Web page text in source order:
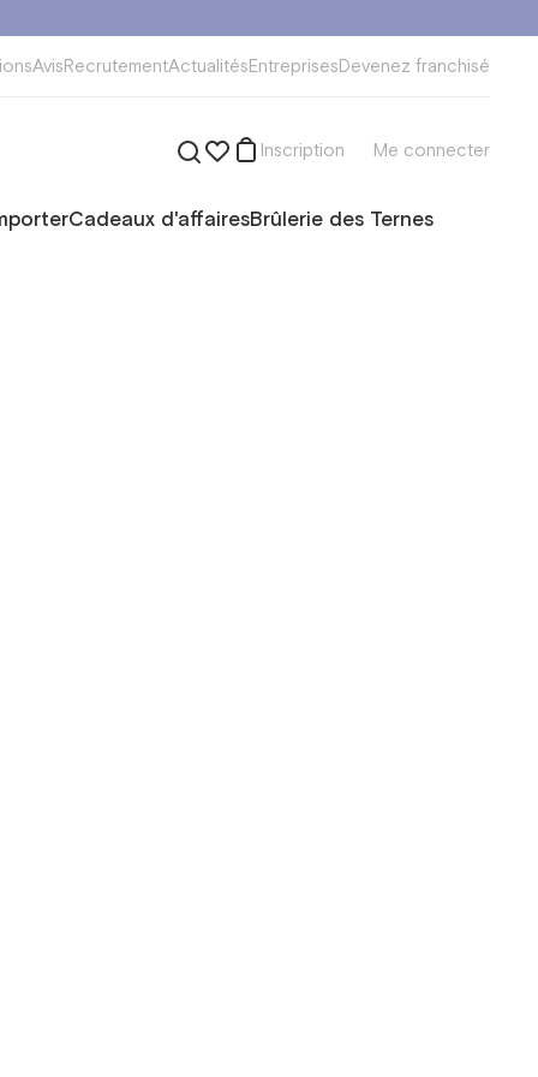
AvisRecrutementActualitésEntreprisesDevenez franchisé
Inscription Me connecter
Cadeaux d'affairesBrûlerie des Ternes